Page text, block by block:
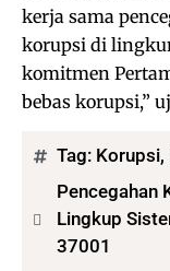
kerja sama
korupsi di
komitmen
bebas korupsi,”
Tag: Korupsi,
Pencegahan
Lingkup
37001